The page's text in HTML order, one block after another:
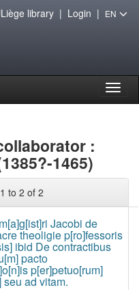
library| Login | EN
:
1465)
to 2 of 2
Jacobi de
theoligie p[ro]fessoris
ibid De contractibus
pacto
p[er]petuo[rum]
seu ad vitam.